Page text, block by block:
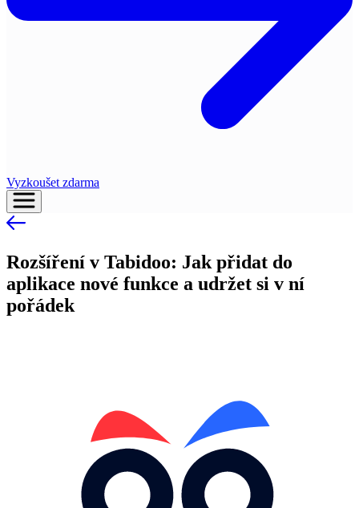
Vyzkoušet zdarma
Rozšíření v Tabidoo: Jak přidat do
aplikace nové funkce a udržet si v ní
pořádek